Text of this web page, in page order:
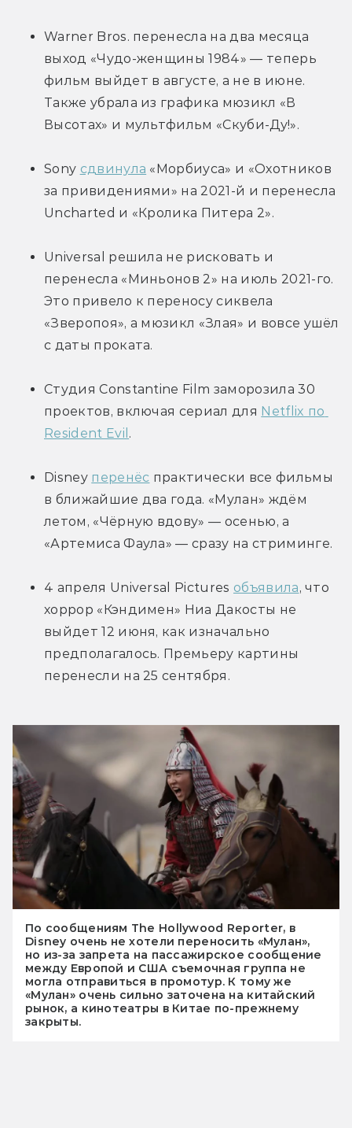
Warner Bros. перенесла на два месяца
выход «Чудо-женщины 1984» — теперь
фильм выйдет в августе, а не в июне.
Также убрала из графика мюзикл «В
Высотах» и мультфильм «Скуби-Ду!».
Sony сдвинула «Морбиуса» и «Охотников
за привидениями» на 2021-й и перенесла
Uncharted и «Кролика Питера 2».
Universal решила не рисковать и
перенесла «Миньонов 2» на июль 2021-го.
Это привело к переносу сиквела
«Зверопоя», а мюзикл «Злая» и вовсе ушёл
с даты проката.
Студия Constantine Film заморозила 30
проектов, включая сериал для Netflix по
Resident Evil .
Disney перенёс практически все фильмы
в ближайшие два года. «Мулан» ждём
летом, «Чёрную вдову» — осенью, а
«Артемиса Фаула» — сразу на стриминге.
4 апреля Universal Pictures объявила, что
хоррор «Кэндимен» Ниа Дакосты не
выйдет 12 июня, как изначально
предполагалось. Премьеру картины
перенесли на 25 сентября.
По сообщениям The Hollywood Reporter, в
Disney очень не хотели переносить «Мулан»,
но из-за запрета на пассажирское сообщение
между Европой и США съемочная группа не
могла отправиться в промотур. К тому же
«Мулан» очень сильно заточена на китайский
рынок, а кинотеатры в Китае по-прежнему
закрыты.